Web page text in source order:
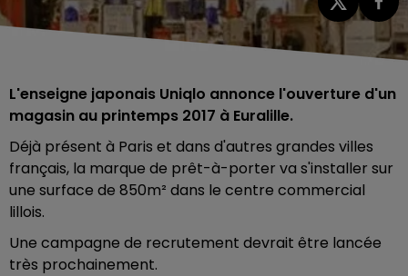
L'enseigne japonais Uniqlo annonce l'ouverture d'un
magasin au printemps 2017 à Euralille.
Déjà présent à Paris et dans d'autres grandes villes
français, la marque de prêt-à-porter va s'installer sur
une surface de 850m² dans le centre commercial
lillois.
Une campagne de recrutement devrait être lancée
très prochainement.